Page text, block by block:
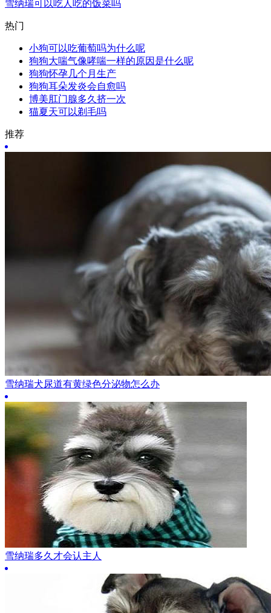
雪纳瑞可以吃人吃的饭菜吗
热门
小狗可以吃葡萄吗为什么呢
狗狗大喘气像哮喘一样的原因是什么呢
狗狗怀孕几个月生产
狗狗耳朵发炎会自愈吗
博美肛门腺多久挤一次
猫夏天可以剃毛吗
推荐
雪纳瑞犬尿道有黄绿色分泌物怎么办
雪纳瑞多久才会认主人